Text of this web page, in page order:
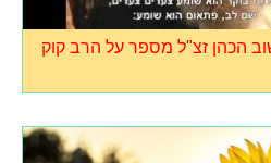
הכהן זצ"ל מספר על הרב קוק